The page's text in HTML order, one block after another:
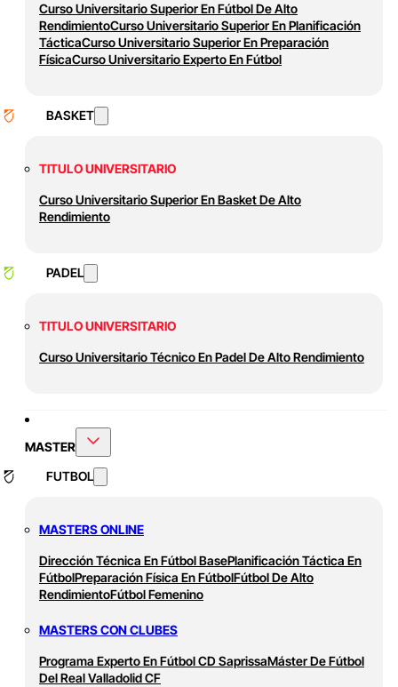
Curso Universitario Superior En Fútbol De Alto
RendimientoCurso Universitario Superior En Planificación
TácticaCurso Universitario Superior En Preparación
FísicaCurso Universitario Experto En Fútbol
BASKET
TITULO UNIVERSITARIO
Curso Universitario Superior En Basket De Alto
Rendimiento
PADEL
TITULO UNIVERSITARIO
Curso Universitario Técnico En Padel De Alto Rendimiento
MASTER
FUTBOL
MASTERS ONLINE
Dirección Técnica En Fútbol BasePlanificación Táctica En
FútbolPreparación Física En FútbolFútbol De Alto
RendimientoFútbol Femenino
MASTERS CON CLUBES
Programa Experto En Fútbol CD SaprissaMáster De Fútbol
Del Real Valladolid CF